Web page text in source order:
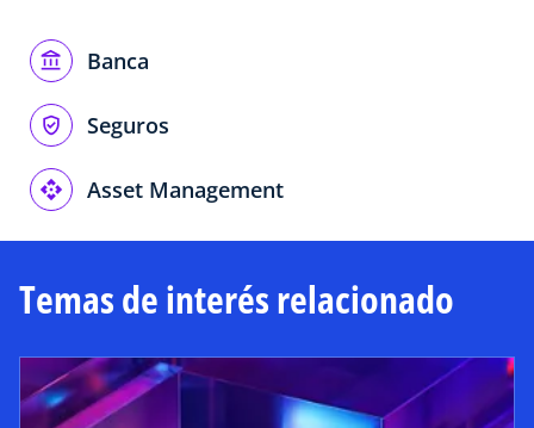
Banca
Seguros
Asset Management
Temas de interés relacionado